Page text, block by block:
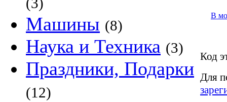
Машины (8)
Наука и Техника (3)
Праздники, Подарки
(12)
В
Код
Для